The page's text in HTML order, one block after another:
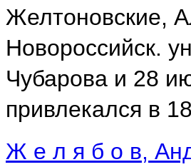
Желтоновские,
Новороссийск.
Чубарова и 28
привлекался в
Ж е л я б о в,